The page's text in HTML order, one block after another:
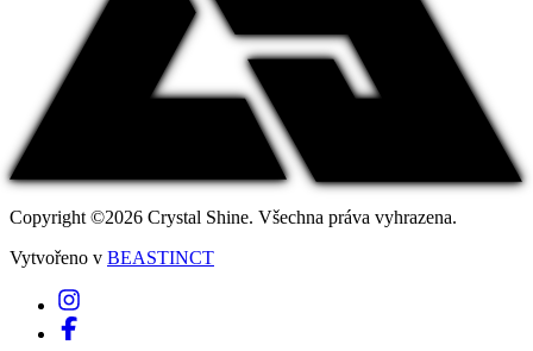
Copyright ©2026 Crystal Shine. Všechna práva vyhrazena.
Vytvořeno v BEASTINCT